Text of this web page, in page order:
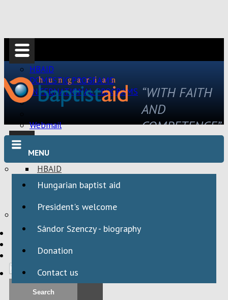
HBAID
DOMESTIC PROGRAMS
INTERNATIONAL PROGRAMS
Webmail
HBAID
DOMESTIC PROGRAMS
HBAID
INTERNATIONAL PROGRAMS
“WITH FAITH
AND
COMPETENCE”
MENU
Hungarian baptist aid
President's welcome
Sándor Szenczy - biography
Donation
Contact us